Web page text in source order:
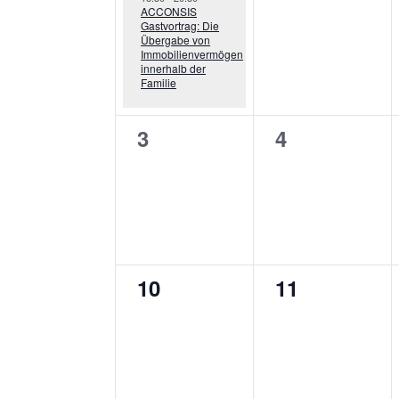
ACCONSIS
Gastvortrag: Die
Übergabe von
Immobilienvermögen
innerhalb der
Familie
0
3
0
4
0
10
0
11